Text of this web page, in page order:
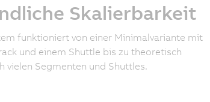
Skalierbarkeit
funktioniert von einer Minimalvariante mit
und einem Shuttle bis zu theoretisch
vielen Segmenten und Shuttles.